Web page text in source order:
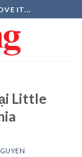
IT...
Little